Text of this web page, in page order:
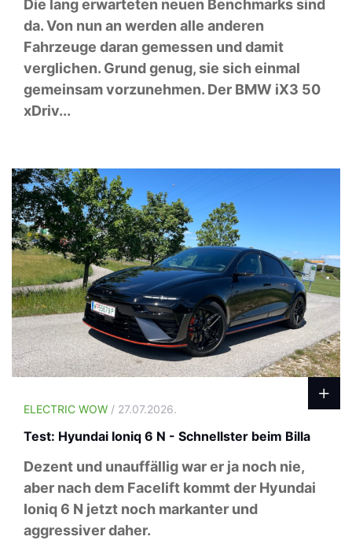
Die lang erwarteten neuen Benchmarks sind
da. Von nun an werden alle anderen
Fahrzeuge daran gemessen und damit
verglichen. Grund genug, sie sich einmal
gemeinsam vorzunehmen. Der BMW iX3 50
xDriv...
ELECTRIC WOW / 27.07.2026.
Test: Hyundai Ioniq 6 N - Schnellster beim Billa
Dezent und unauffällig war er ja noch nie,
aber nach dem Facelift kommt der Hyundai
Ioniq 6 N jetzt noch markanter und
aggressiver daher.